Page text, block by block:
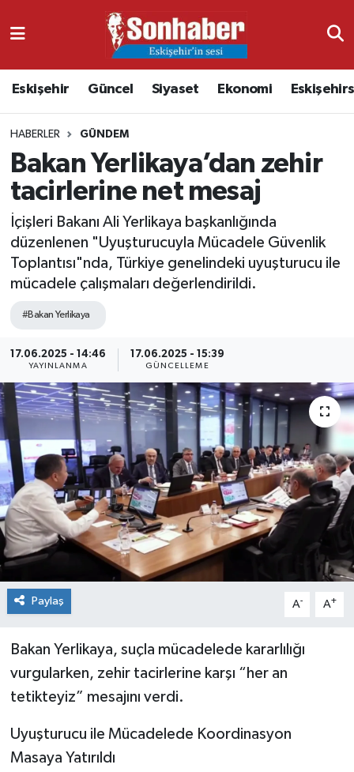
Eskişehir Güncel Siyaset Ekonomi
HABERLER GÜNDEM
Bakan Yerlikaya’dan zehir
tacirlerine net mesaj
İçişleri Bakanı Ali Yerlikaya başkanlığında
düzenlenen "Uyuşturucuyla Mücadele Güvenlik
Toplantısı"nda, Türkiye genelindeki uyuşturucu ile
mücadele çalışmaları değerlendirildi.
#Bakan Yerlikaya
17.06.2025 - 14:46
YAYINLANMA
17.06.2025 - 15:39
GÜNCELLEME
Paylaş A- A+
Bakan Yerlikaya, suçla mücadelede kararlılığı
vurgularken, zehir tacirlerine karşı “her an
tetikteyiz” mesajını verdi.
Uyuşturucu ile Mücadelede Koordinasyon
Masaya Yatırıldı
Ekonomi
Güncel
Kültür & Sanat
Magazin
Siyaset
Spor
Nöbetçi Eczaneler
Namaz Vakitleri
Trafik Durumu
Süper Lig Puan Durumu ve Fikstür
Tüm Manşetler